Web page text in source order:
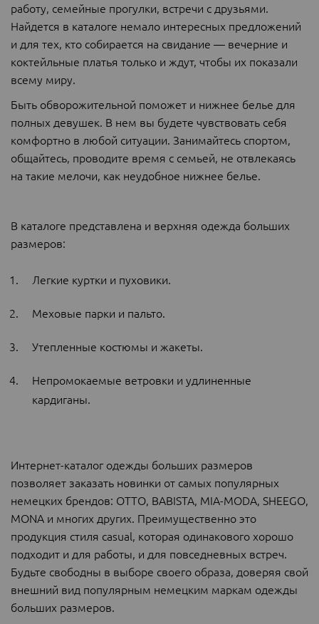
работу, семейные прогулки, встречи с друзьями.
Найдется в каталоге немало интересных предложений
и для тех, кто собирается на свидание — вечерние и
коктейльные платья только и ждут, чтобы их показали
всему миру.
Быть обворожительной поможет и нижнее белье для
полных девушек. В нем вы будете чувствовать себя
комфортно в любой ситуации. Занимайтесь спортом,
общайтесь, проводите время с семьей, не отвлекаясь
на такие мелочи, как неудобное нижнее белье.
В каталоге представлена и верхняя одежда больших
размеров:
Легкие куртки и пуховики.
Меховые парки и пальто.
Утепленные костюмы и жакеты.
Непромокаемые ветровки и удлиненные
кардиганы.
Интернет-каталог одежды больших размеров
позволяет заказать новинки от самых популярных
немецких брендов: OTTO, BABISTA, MIA-MODA, SHEEGO,
MONA и многих других. Преимущественно это
продукция стиля casual, которая одинакового хорошо
подходит и для работы, и для повседневных встреч.
Будьте свободны в выборе своего образа, доверяя свой
внешний вид популярным немецким маркам одежды
больших размеров.